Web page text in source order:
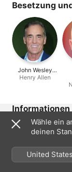
Besetzung
John Wesley
Shipp
Henry Allen
Informationen
Erschienen
Dauer
40 Min.
Wähle ein
deinen
United States